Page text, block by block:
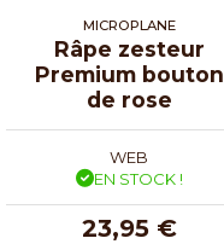
MICROPLANE
Râpe zesteur
Premium bouton
de rose
WEB
EN STOCK !
23,95 €